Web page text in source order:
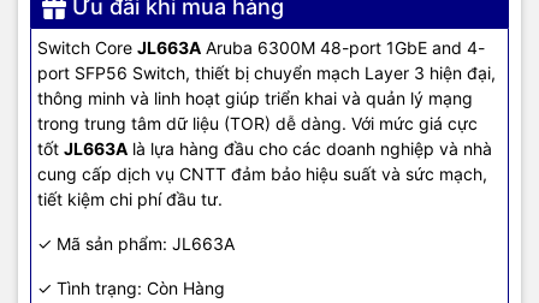
Ưu đãi khi mua hàng
Switch Core JL663A Aruba 6300M 48-port 1GbE and 4-
port SFP56 Switch, thiết bị chuyển mạch Layer 3 hiện đại,
thông minh và linh hoạt giúp triển khai và quản lý mạng
trong trung tâm dữ liệu (TOR) dễ dàng. Với mức giá cực
tốt JL663A là lựa hàng đầu cho các doanh nghiệp và nhà
cung cấp dịch vụ CNTT đảm bảo hiệu suất và sức mạch,
tiết kiệm chi phí đầu tư.
✓ Mã sản phẩm: JL663A
✓ Tình trạng: Còn Hàng
Performance
Packet Buffer 8 MB packet buffer memory
System
switching
880 Gbps
throughput
660 Mpps